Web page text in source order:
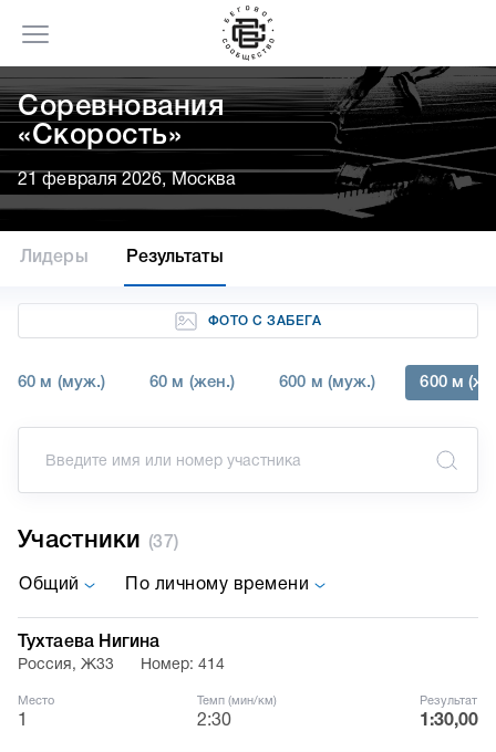
Соревнования
«Скорость»
21 февраля 2026, Москва
Лидеры Результаты
ФОТО С ЗАБЕГА
60 м (муж.) 60 м (жен.) 600 м (муж.) 600 м
Участники (37)
Общий По личному времени
Тухтаева Нигина
Россия, Ж33 Номер: 414
Место Темп (мин/км)
2:30
Результат
1:30,00